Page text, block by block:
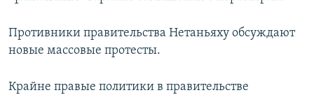
Противники правительства Нетаньяху обсуждают
новые массовые протесты.
Крайне правые политики в правительстве